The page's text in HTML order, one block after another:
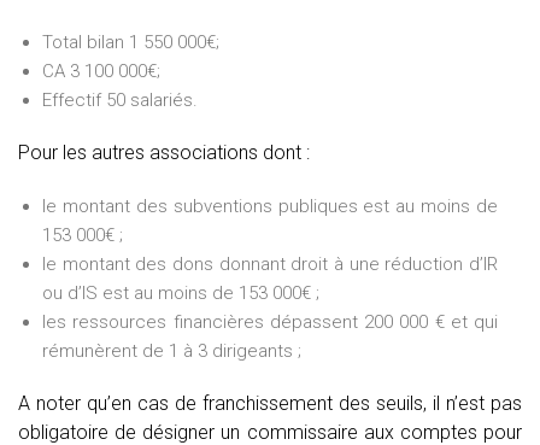
Total bilan 1 550 000€;
CA 3 100 000€;
Effectif 50 salariés.
Pour les autres associations dont :
le montant des subventions publiques est au moins de
153 000€ ;
le montant des dons donnant droit à une réduction d’IR
ou d’IS est au moins de 153 000€ ;
les ressources financières dépassent 200 000 € et qui
rémunèrent de 1 à 3 dirigeants ;
A noter qu’en cas de franchissement des seuils, il n’est pas
obligatoire de désigner un commissaire aux comptes pour